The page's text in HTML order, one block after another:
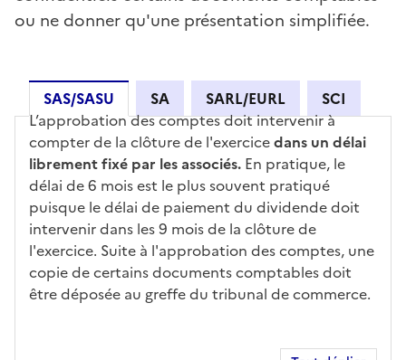
ou ne donner qu'une présentation simplifiée.
SAS/SASU SA SARL/EURL SCI
SAS/SASU
L’approbation des comptes doit intervenir à
compter de la clôture de l'exercicedans un délai
librement fixé par les associés. En pratique, le
délai de 6 mois est le plus souvent pratiqué
puisque le délai de paiement du dividende doit
intervenir dans les 9 mois de la clôture de
l'exercice. Suite à l'approbation des comptes, une
copie de certains documents comptables doit
être déposée au greffe du tribunal de commerce.